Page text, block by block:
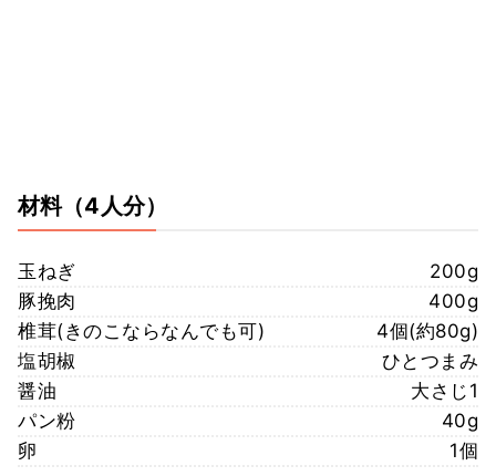
材料（4人分）
玉ねぎ
200g
豚挽肉
400g
椎茸(きのこならなんでも可)
4個(約80g)
塩胡椒
ひとつまみ
醤油
大さじ1
パン粉
40g
卵
1個